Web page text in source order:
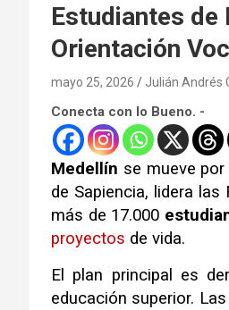
Estudiantes
Orientación
mayo 25, 2026 Julián Andrés
Conecta con lo Bueno. -
Medellín se mueve
de Sapiencia, lidera
más de 17.000
proyectos de vida.
El plan principal es
educación superior.